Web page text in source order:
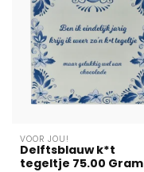
VOOR JOU!
Delftsblauw k*t
tegeltje 75.00 Gram